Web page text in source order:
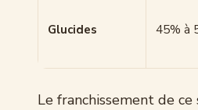
Glucides 45% à
Le franchissement de